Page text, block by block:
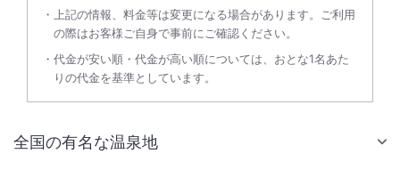
上記の情報、料金等は変更になる場合があります。ご利用
の際はお客様ご自身で事前にご確認ください。
代金が安い順・代金が高い順については、おとな1名あた
りの代金を基準としています。
全国の有名な温泉地